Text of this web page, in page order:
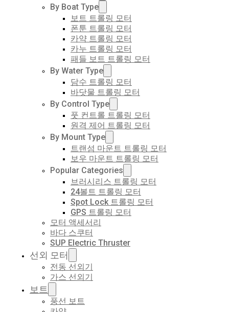
By Boat Type
보트 트롤링 모터
폰툰 트롤링 모터
카약 트롤링 모터
카누 트롤링 모터
패들 보트 트롤링 모터
By Water Type
담수 트롤링 모터
바닷물 트롤링 모터
By Control Type
풋 컨트롤 트롤링 모터
원격 제어 트롤링 모터
By Mount Type
트랜섬 마운트 트롤링 모터
보우 마운트 트롤링 모터
Popular Categories
브러시리스 트롤링 모터
24볼트 트롤링 모터
Spot Lock 트롤링 모터
GPS 트롤링 모터
모터 액세서리
바다 스쿠터
SUP Electric Thruster
선외 모터
전동 선외기
가스 선외기
보트
풍선 보트